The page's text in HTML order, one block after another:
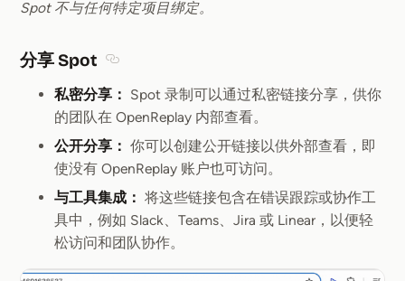
Spot 不与任何特定项目绑定。
分享 Spot
私密分享： Spot 录制可以通过私密链接分享，供你
的团队在 OpenReplay 内部查看。
公开分享： 你可以创建公开链接以供外部查看，即
使没有 OpenReplay 账户也可访问。
与工具集成： 将这些链接包含在错误跟踪或协作工
具中，例如 Slack、Teams、Jira 或 Linear，以便轻
松访问和团队协作。